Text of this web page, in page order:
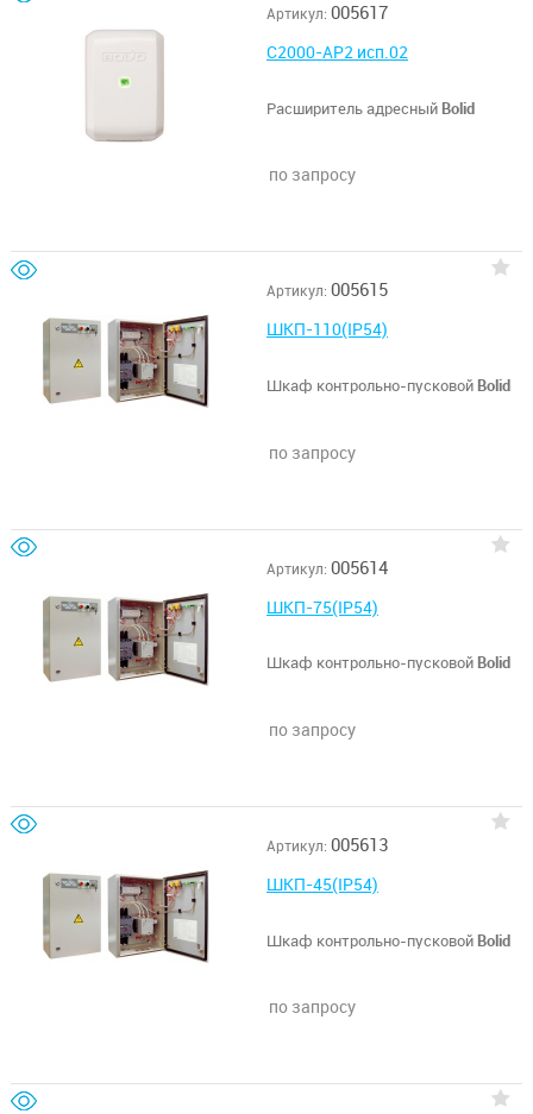
Артикул: 005617
С2000-АР2 исп.02
Расширитель адресный Bolid
по запросу
Артикул: 005615
ШКП-110(IP54)
Шкаф контрольно-пусковой Bolid
по запросу
Артикул: 005614
ШКП-75(IP54)
Шкаф контрольно-пусковой Bolid
по запросу
Артикул: 005613
ШКП-45(IP54)
Шкаф контрольно-пусковой Bolid
по запросу